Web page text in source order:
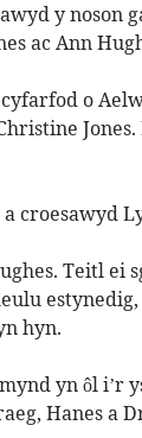
y noson
ac Ann
o
croesawyd
Teitl ei
hyn.
yn ôl i’r
Hanes a